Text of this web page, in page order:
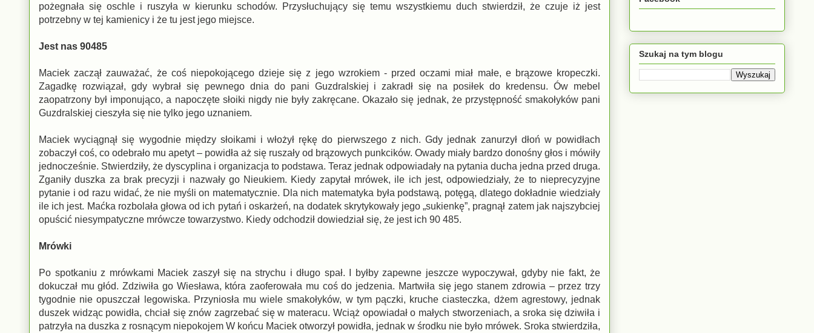
pożegnała się oschle i ruszyła w kierunku schodów. Przysłuchujący się temu wszystkiemu duch stwierdził, że czuje iż jest
potrzebny w tej kamienicy i że tu jest jego miejsce.
Jest nas 90485
Maciek zaczął zauważać, że coś niepokojącego dzieje się z jego wzrokiem - przed oczami miał małe, e brązowe kropeczki.
Zagadkę rozwiązał, gdy wybrał się pewnego dnia do pani Guzdralskiej i zakradł się na posiłek do kredensu. Ów mebel
zaopatrzony był imponująco, a napoczęte słoiki nigdy nie były zakręcane. Okazało się jednak, że przystępność smakołyków pani
Guzdralskiej cieszyła się nie tylko jego uznaniem.
Maciek wyciągnął się wygodnie między słoikami i włożył rękę do pierwszego z nich. Gdy jednak zanurzył dłoń w powidłach
zobaczył coś, co odebrało mu apetyt – powidła aż się ruszały od brązowych punkcików. Owady miały bardzo donośny głos i mówiły
jednocześnie. Stwierdziły, że dyscyplina i organizacja to podstawa. Teraz jednak odpowiadały na pytania ducha jedna przed druga.
Zganiły duszka za brak precyzji i nazwały go Nieukiem. Kiedy zapytał mrówek, ile ich jest, odpowiedziały, że to nieprecyzyjne
pytanie i od razu widać, że nie myśli on matematycznie. Dla nich matematyka była podstawą, potęgą, dlatego dokładnie wiedziały
ile ich jest. Maćka rozbolała głowa od ich pytań i oskarżeń, na dodatek skrytykowały jego „sukienkę”, pragnął zatem jak najszybciej
opuścić niesympatyczne mrówcze towarzystwo. Kiedy odchodził dowiedział się, że jest ich 90 485.
Mrówki
Po spotkaniu z mrówkami Maciek zaszył się na strychu i długo spał. I byłby zapewne jeszcze wypoczywał, gdyby nie fakt, że
dokuczał mu głód. Zdziwiła go Wiesława, która zaoferowała mu coś do jedzenia. Martwiła się jego stanem zdrowia – przez trzy
tygodnie nie opuszczał legowiska. Przyniosła mu wiele smakołyków, w tym pączki, kruche ciasteczka, dżem agrestowy, jednak
duszek widząc powidła, chciał się znów zagrzebać się w materacu. Wciąż opowiadał o małych stworzeniach, a sroka się dziwiła i
patrzyła na duszka z rosnącym niepokojem W końcu Maciek otworzył powidła, jednak w środku nie było mrówek. Sroka stwierdziła,
Szukaj na tym blogu